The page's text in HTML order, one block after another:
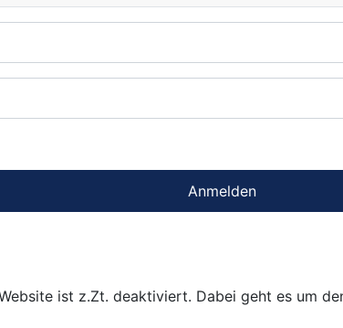
Anmelden
ist z.Zt. deaktiviert. Dabei geht es um